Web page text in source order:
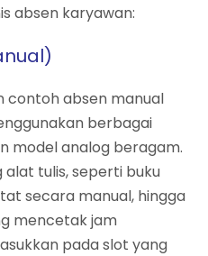
absen karyawan:
contoh absen manual
berbagai
model analog beragam.
alat tulis, seperti buku
secara manual, hingga
mencetak jam
pada slot yang